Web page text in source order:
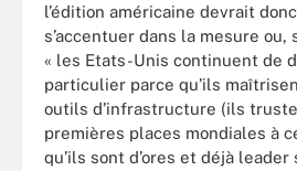
l’édition américaine devrait
s’accentuer dans la mesure ou,
« les Etats-Unis continuent de
particulier parce qu’ils
outils d’infrastructure (ils
premières places mondiales à
qu’ils sont d’ores et déjà